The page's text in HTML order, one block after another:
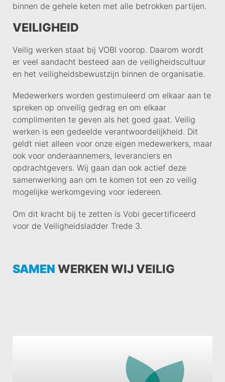
binnen de gehele keten met alle betrokken partijen.
VEILIGHEID
Veilig werken staat bij VOBI voorop. Daarom wordt
er veel aandacht besteed aan de veiligheidscultuur
en het veiligheidsbewustzijn binnen de organisatie.
Medewerkers worden gestimuleerd om elkaar aan te
spreken op onveilig gedrag en om elkaar
complimenten te geven als het goed gaat. Veilig
werken is een gedeelde verantwoordelijkheid. Dit
geldt niet alleen voor onze eigen medewerkers, maar
ook voor onderaannemers, leveranciers en
opdrachtgevers. Wij gaan dan ook actief deze
samenwerking aan om te komen tot een zo veilig
mogelijke werkomgeving voor iedereen.
Om dit kracht bij te zetten is Vobi gecertificeerd
voor de Veiligheidsladder Trede 3.
SAMEN WERKEN WIJ VEILIG